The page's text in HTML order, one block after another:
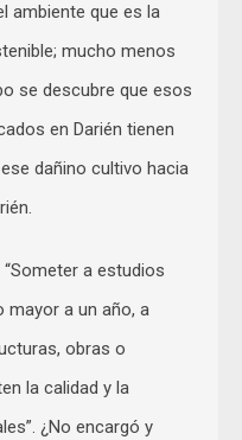
ambiente que es la
mucho menos
se descubre que esos
en Darién tienen
dañino cultivo hacia
a estudios
mayor a un año, a
obras o
la calidad y la
¿No encargó y